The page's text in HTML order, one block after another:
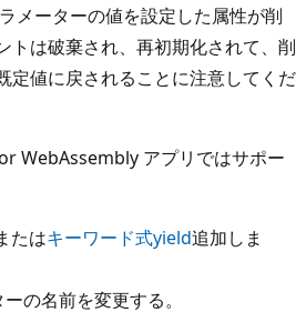
メーターの値を設定した属性が削
トは破棄され、再初期化されて、削
定値に戻されることに注意してくだ
WebAssembly アプリではサポー
たはキーワード式yield追加しま
の名前を変更する。